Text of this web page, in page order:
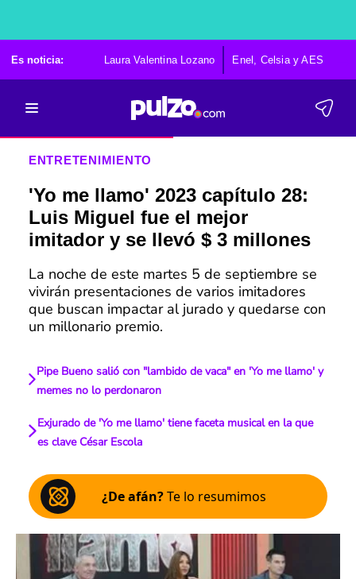
Es noticia: Laura Valentina Lozano Enel, Celsia y AES
ENTRETENIMIENTO
'Yo me llamo' 2023 capítulo 28:
Luis Miguel fue el mejor
imitador y se llevó $ 3 millones
La noche de este martes 5 de septiembre se
vivirán presentaciones de varios imitadores
que buscan impactar al jurado y quedarse con
un millonario premio.
Pipe Bueno salió con "lambido de vaca" en 'Yo me llamo' y
memes no lo perdonaron
Exjurado de 'Yo me llamo' tiene faceta musical en la que
es clave César Escola
¿De afán?Te lo resumimos